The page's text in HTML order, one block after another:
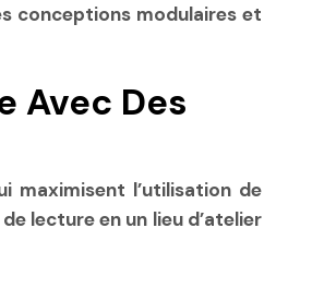
conceptions modulaires et
Avec Des
maximisent l’utilisation de
lecture en un lieu d’atelier